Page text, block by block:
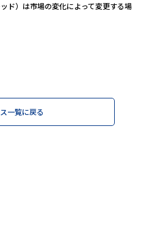
ド）は市場の変化によって変更する場
一覧に戻る